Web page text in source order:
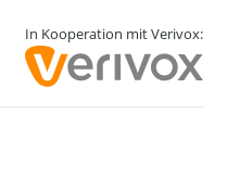
In Kooperation mit Verivox: